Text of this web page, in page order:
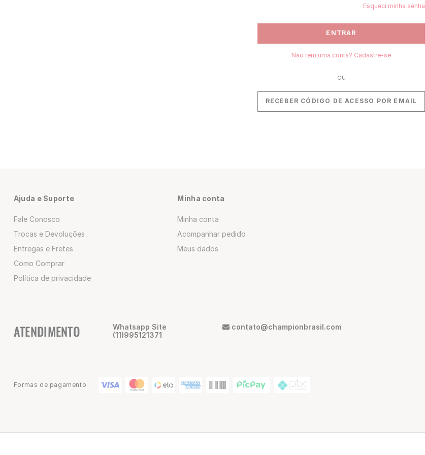
RECEBER CÓDIGO DE ACESSO POR EMAIL
Esqueci minha senha
ENTRAR
Não tem uma conta? Cadastre-se
Ajuda e Suporte
Fale Conosco
Trocas e Devoluções
Entregas e Fretes
Como Comprar
Política de privacidade
Minha conta
Minha conta
Acompanhar pedido
Meus dados
ATENDIMENTO
Whatsapp Site
(11)995121371
contato@championbrasil.com
Formas de pagamento